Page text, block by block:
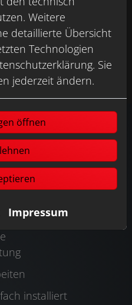
installiert
Weitere
detaillierte Übersicht
Technologien
Sie
jederzeit ändern.
öffnen
Impressum